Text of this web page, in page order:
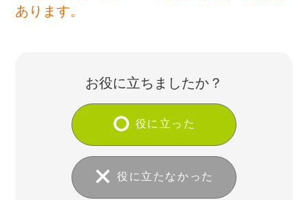
あります。
お役に立ちましたか？
役に立った
役に立たなかった